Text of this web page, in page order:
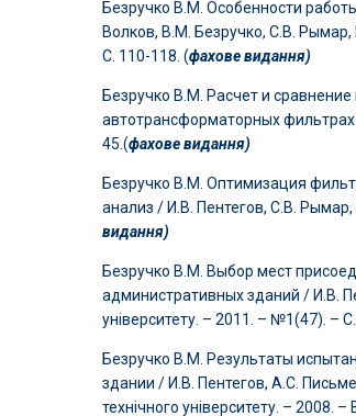
Безручко В.М. Особенности
Волков, В.М. Безручко, С.В.
С. 110-118. (фахове видання)
Безручко В.М. Расчет и
автотрансформаторных
45.(фахове видання)
Безручко В.М. Оптимизация
анализ / И.В. Пентегов, С.В. Рымар,
видання)
Безручко В.М. Выбор мест
административных зданий / И.В.
університету. – 2011. – №1(47). –
Безручко В.М. Результаты
здании / И.В. Пентегов, А.С.
технічного університету. – 2008.